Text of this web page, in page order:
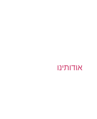
אודותינו